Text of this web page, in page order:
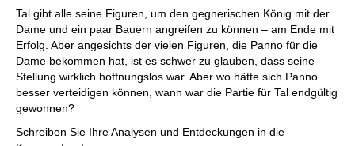
Tal gibt alle seine Figuren, um den gegnerischen König mit der
Dame und ein paar Bauern angreifen zu können – am Ende mit
Erfolg. Aber angesichts der vielen Figuren, die Panno für die
Dame bekommen hat, ist es schwer zu glauben, dass seine
Stellung wirklich hoffnungslos war. Aber wo hätte sich Panno
besser verteidigen können, wann war die Partie für Tal endgültig
gewonnen?
Schreiben Sie Ihre Analysen und Entdeckungen in die